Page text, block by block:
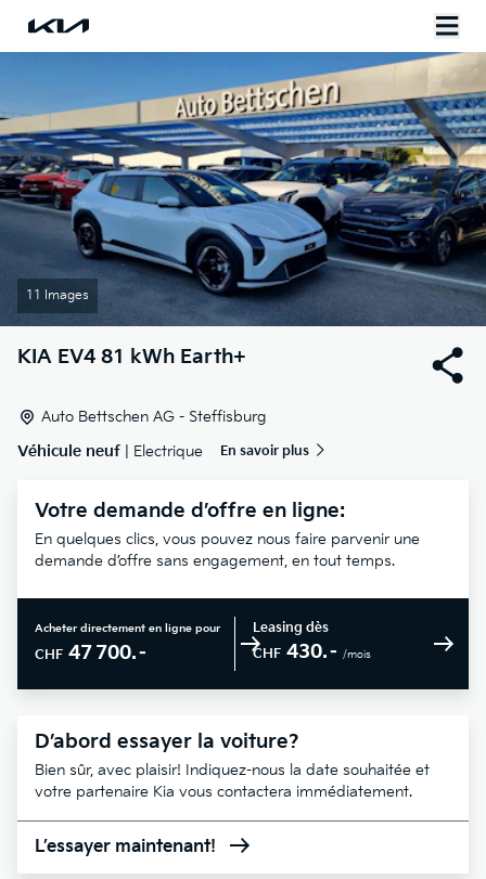
11 Images
KIA EV4 81 kWh Earth+
Auto Bettschen AG - Steffisburg
Véhicule neuf | Electrique En savoir plus
Votre demande d’offre en ligne:
En quelques clics, vous pouvez nous faire parvenir une
demande d’offre sans engagement, en tout temps.
Acheter directement en ligne pour
CHF 47 700.–
Leasing dès
CHF 430.– /mois
D’abord essayer la voiture?
Bien sûr, avec plaisir! Indiquez-nous la date souhaitée et
votre partenaire Kia vous contactera immédiatement.
L’essayer maintenant!